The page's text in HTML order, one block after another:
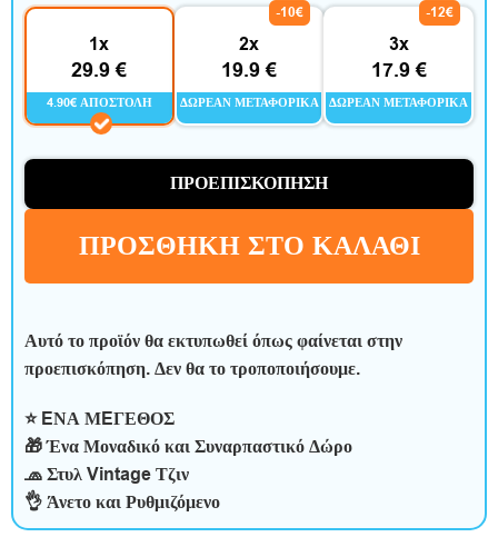
ε
λ
ε
ύ
θ
ε
ρ
ο
ς
χ
ρ
ό
1x
29.9 €
4.90€ ΑΠΟΣΤΟΛΉ
2x
19.9 €
-10€
ΔΩΡΕΆΝ ΜΕΤΑΦΟΡΙΚΆ
3x
17.9 €
-12€
ΔΩΡΕΆΝ ΜΕΤΑΦΟΡΙΚΆ
ΠΡΟΕΠΙΣΚΌΠΗΣΗ
ΠΡΟΣΘΉΚΗ ΣΤΟ ΚΑΛΆΘΙ
Αυτό το προϊόν θα εκτυπωθεί όπως φαίνεται στην
προεπισκόπηση. Δεν θα το τροποποιήσουμε.
⭐ EΝΑ ΜEΓΕΘΟΣ
🎁 Ένα Μοναδικό και Συναρπαστικό Δώρο
🧢 Στυλ Vintage Τζιν
👌 Άνετο και Ρυθμιζόμενο